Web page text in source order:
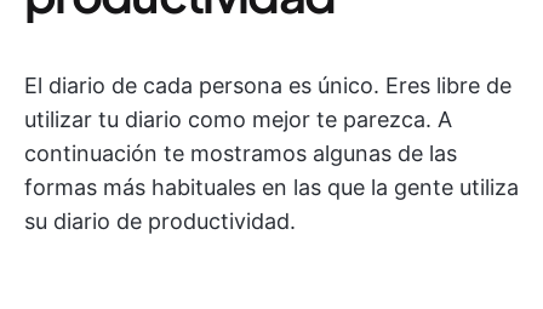
El diario de cada persona es único. Eres libre de
utilizar tu diario como mejor te parezca. A
continuación te mostramos algunas de las
formas más habituales en las que la gente utiliza
su diario de productividad.